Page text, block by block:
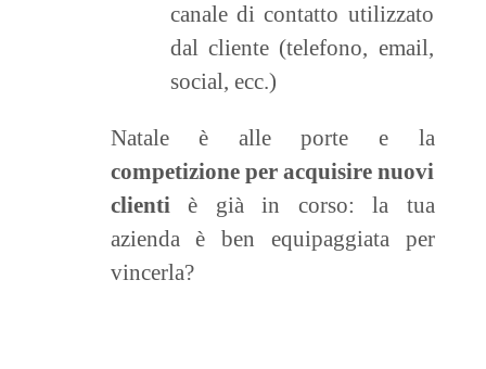
canale di contatto utilizzato
dal cliente (telefono, email,
social, ecc.)
Natale è alle porte e la
competizione per acquisire nuovi
clientiè già in corso: la tua
azienda è ben equipaggiata per
vincerla?